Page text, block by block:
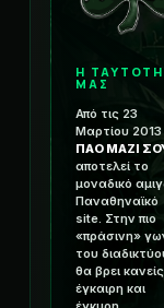
Η
ΜΑΣ
Από τις 23
Μαρτίου 2013
ΠΑΟ ΜΑΖΙ
αποτελεί το
μοναδικό
Παναθηναϊκό
site. Στην πιο
«πράσινη»
του
θα βρει κανείς
έγκαιρη και